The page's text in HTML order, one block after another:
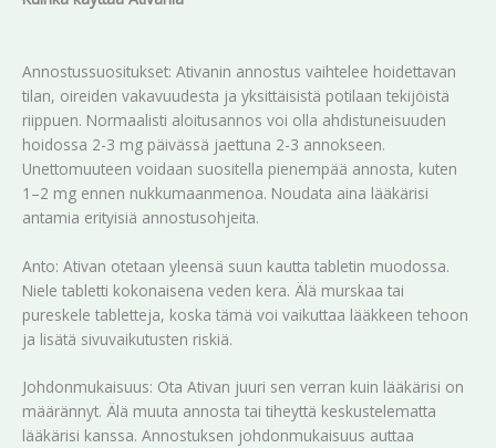
Annostussuositukset: Ativanin annostus vaihtelee hoidettavan
tilan, oireiden vakavuudesta ja yksittäisistä potilaan tekijöistä
riippuen. Normaalisti aloitusannos voi olla ahdistuneisuuden
hoidossa 2-3 mg päivässä jaettuna 2-3 annokseen.
Unettomuuteen voidaan suositella pienempää annosta, kuten
1–2 mg ennen nukkumaanmenoa. Noudata aina lääkärisi
antamia erityisiä annostusohjeita.
Anto: Ativan otetaan yleensä suun kautta tabletin muodossa.
Niele tabletti kokonaisena veden kera. Älä murskaa tai
pureskele tabletteja, koska tämä voi vaikuttaa lääkkeen tehoon
ja lisätä sivuvaikutusten riskiä.
Johdonmukaisuus: Ota Ativan juuri sen verran kuin lääkärisi on
määrännyt. Älä muuta annosta tai tiheyttä keskustelematta
lääkärisi kanssa. Annostuksen johdonmukaisuus auttaa